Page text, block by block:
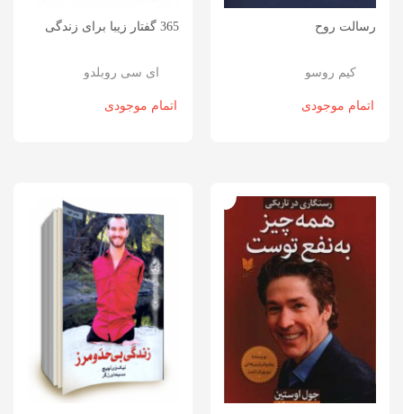
رسالت روح
کیم روسو
اتمام موجودی
365 گفتار زیبا برای زندگی
ای سی روبلدو
اتمام موجودی